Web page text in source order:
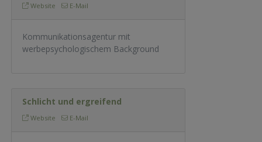
Website E-Mail
Kommunikationsagentur mit
werbepsychologischem Background
Schlicht und ergreifend
Website E-Mail